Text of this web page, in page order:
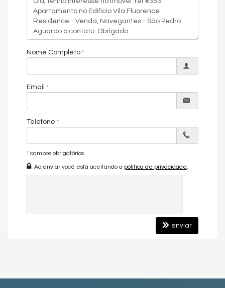
Nome Completo
Email
Telefone
* campos obrigatórios
Ao enviar você está aceitando a política de privacidade
enviar